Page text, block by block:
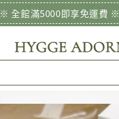
※ 全館滿5000即享免運費 ※